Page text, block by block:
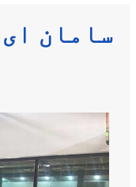
سامان